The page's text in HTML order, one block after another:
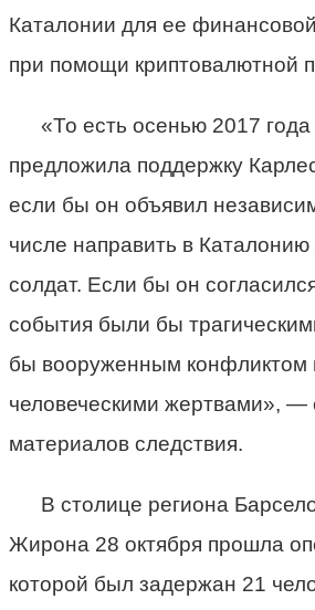
Каталонии для ее
при помощи криптовалютной
«То есть осенью 2017
предложила поддержку
если бы он объявил
числе направить в Каталонию
солдат. Если бы он
события были бы
бы вооруженным конфликтом
человеческими жертвами», —
материалов следствия.
В столице региона
Жирона 28 октября прошла
которой был задержан 21